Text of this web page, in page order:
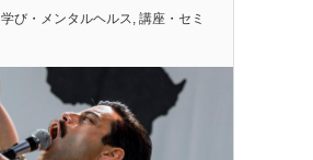
学び・メンタルヘルス, 講座・セミ